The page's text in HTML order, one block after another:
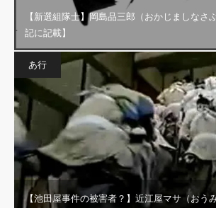
【新選組隊士】岡島品三郎（おかじましなさ
記に記載】
あ行
【池田屋事件の被害者？】近江屋マサ（おう